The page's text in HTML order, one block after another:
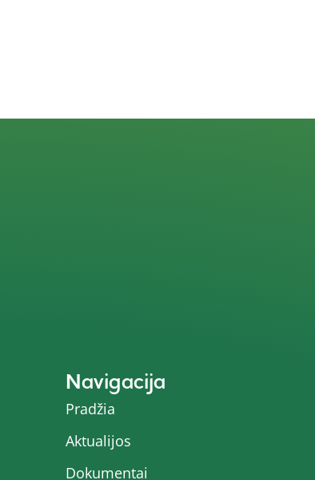
Navigacija
Pradžia
Aktualijos
Dokumentai